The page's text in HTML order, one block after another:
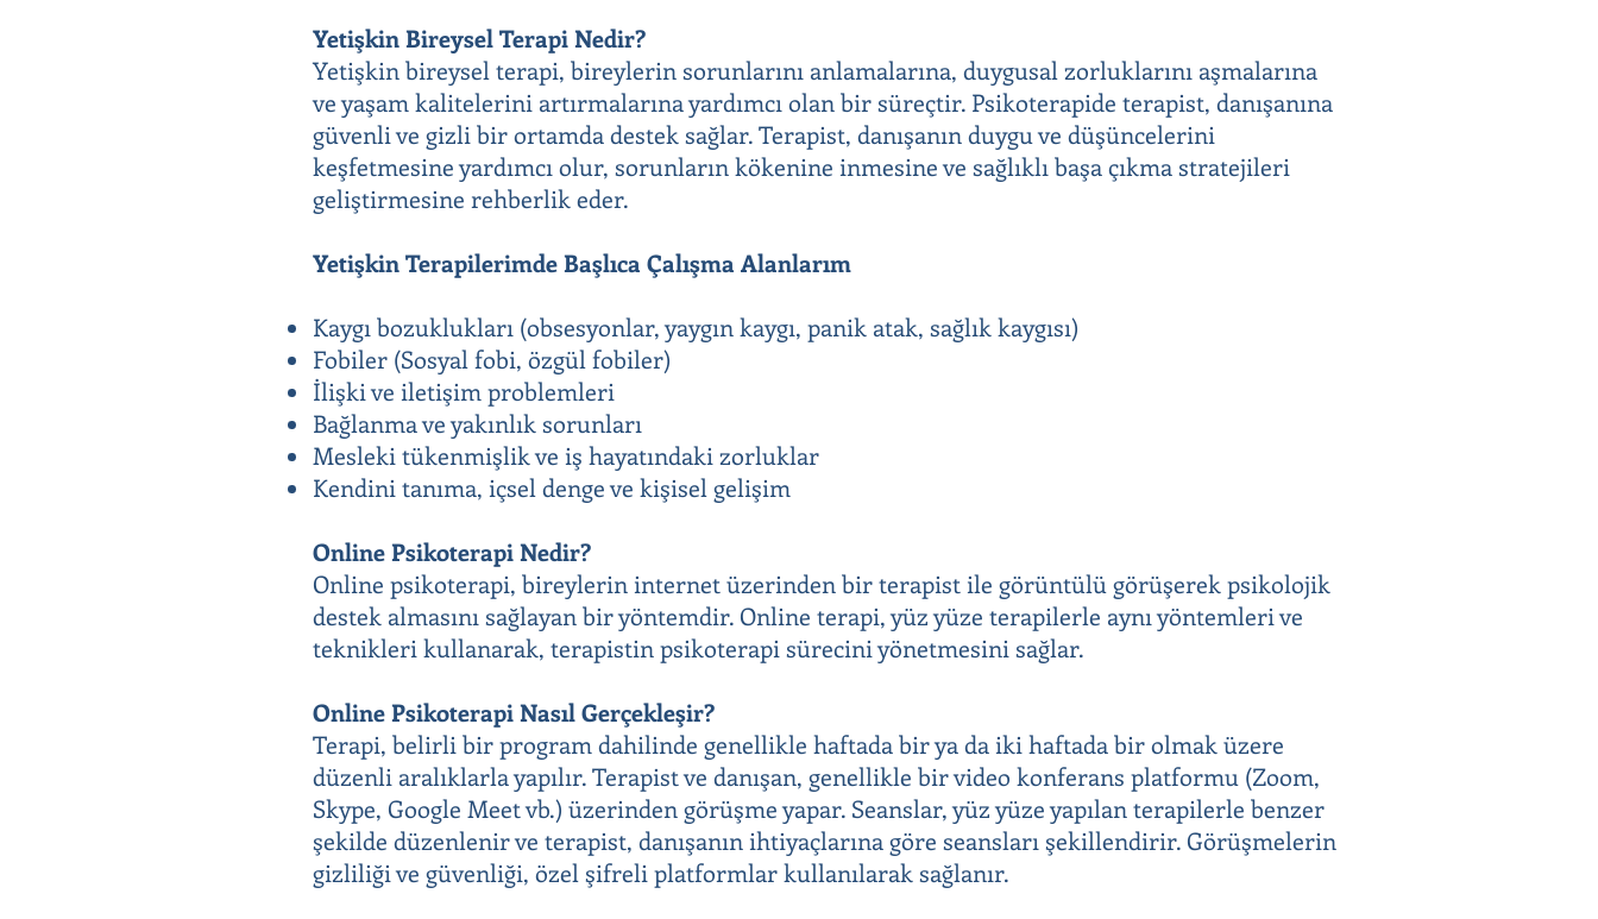
Yetişkin Bireysel Terapi Nedir?
Yetişkin bireysel terapi, bireylerin sorunlarını anlamalarına, duygusal zorluklarını aşmalarına
ve yaşam kalitelerini artırmalarına yardımcı olan bir süreçtir. Psikoterapide terapist, danışanına
güvenli ve gizli bir ortamda destek sağlar. Terapist, danışanın duygu ve düşüncelerini
keşfetmesine yardımcı olur, sorunların kökenine inmesine ve sağlıklı başa çıkma stratejileri
geliştirmesine rehberlik eder.
Yetişkin Terapilerimde Başlıca Çalışma Alanlarım
Kaygı bozuklukları (obsesyonlar, yaygın kaygı, panik atak, sağlık kaygısı)
Fobiler (Sosyal fobi, özgül fobiler)
İlişki ve iletişim problemleri
Bağlanma ve yakınlık sorunları
Mesleki tükenmişlik ve iş hayatındaki zorluklar
Kendini tanıma, içsel denge ve kişisel gelişim
Online Psikoterapi Nedir?
Online psikoterapi, bireylerin internet üzerinden bir terapist ile görüntülü görüşerek psikolojik
destek almasını sağlayan bir yöntemdir. Online terapi, yüz yüze terapilerle aynı yöntemleri ve
teknikleri kullanarak, terapistin psikoterapi sürecini yönetmesini sağlar.
Online Psikoterapi Nasıl Gerçekleşir?
Terapi, belirli bir program dahilinde genellikle haftada bir ya da iki haftada bir olmak üzere
düzenli aralıklarla yapılır. Terapist ve danışan, genellikle bir video konferans platformu (Zoom,
Skype, Google Meet vb.) üzerinden görüşme yapar. Seanslar, yüz yüze yapılan terapilerle benzer
şekilde düzenlenir ve terapist, danışanın ihtiyaçlarına göre seansları şekillendirir. Görüşmelerin
gizliliği ve güvenliği, özel şifreli platformlar kullanılarak sağlanır.